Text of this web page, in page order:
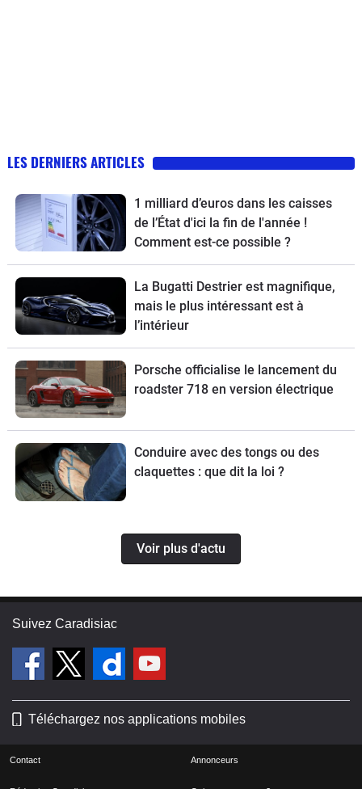
LES DERNIERS ARTICLES
1 milliard d’euros dans les caisses
de l’État d'ici la fin de l'année !
Comment est-ce possible ?
La Bugatti Destrier est magnifique,
mais le plus intéressant est à
l’intérieur
Porsche officialise le lancement du
roadster 718 en version électrique
Conduire avec des tongs ou des
claquettes : que dit la loi ?
Voir plus d'actu
Suivez Caradisiac
Téléchargez nos applications mobiles
Contact Annonceurs